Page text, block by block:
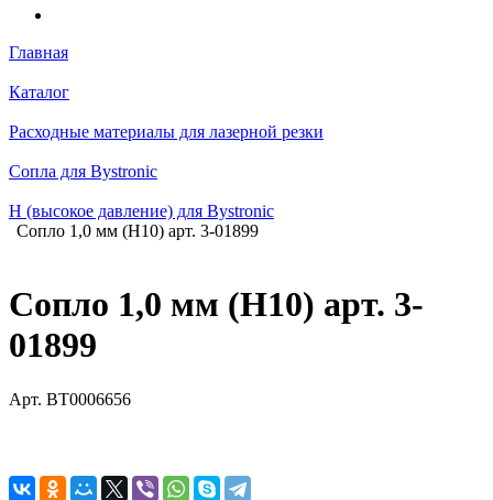
Главная
Каталог
Расходные материалы для лазерной резки
Сопла для Bystronic
H (высокое давление) для Bystronic
Сопло 1,0 мм (H10) арт. 3-01899
Сопло 1,0 мм (H10) арт. 3-
01899
Арт. BT0006656